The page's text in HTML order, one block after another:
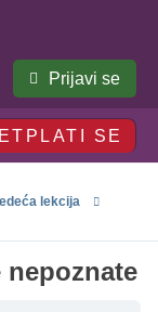
Prijavi se
SE
lekcija
nepoznate